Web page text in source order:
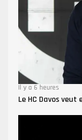
Il y a 6 heures
Le HC Davos